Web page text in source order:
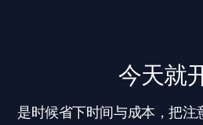
今天就
是时候省下时间与成本，把注